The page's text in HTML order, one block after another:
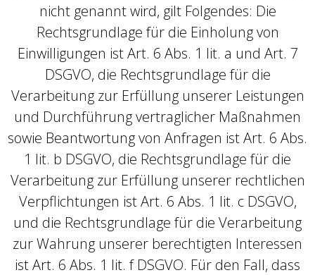
nicht genannt wird, gilt Folgendes: Die
Rechtsgrundlage für die Einholung von
Einwilligungen ist Art. 6 Abs. 1 lit. a und Art. 7
DSGVO, die Rechtsgrundlage für die
Verarbeitung zur Erfüllung unserer Leistungen
und Durchführung vertraglicher Maßnahmen
sowie Beantwortung von Anfragen ist Art. 6 Abs.
1 lit. b DSGVO, die Rechtsgrundlage für die
Verarbeitung zur Erfüllung unserer rechtlichen
Verpflichtungen ist Art. 6 Abs. 1 lit. c DSGVO,
und die Rechtsgrundlage für die Verarbeitung
zur Wahrung unserer berechtigten Interessen
ist Art. 6 Abs. 1 lit. f DSGVO. Für den Fall, dass